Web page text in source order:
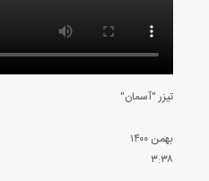
تیزر "آسمان"
بهمن ۱۴۰۰
۳:۳۸